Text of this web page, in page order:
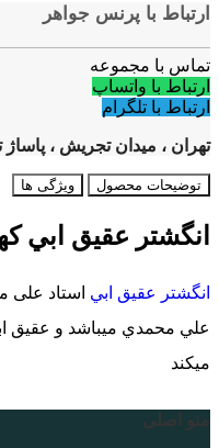
ارتباط با پرنس جواهر
تماس با مجموعه
ارتباط با واتساپ
ارتباط با تلگرام
تهران ، میدان تجریش ، پاساژ
توضیحات محصول ویژگی ها
انگشتر عقيق ابي
انگشتر عقيق ابي استاد علی
علي محمدي ميباشد و عقيق
ميكند
منو اصلی